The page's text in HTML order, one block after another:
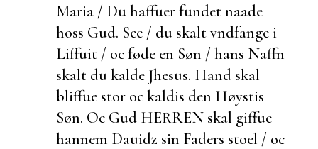
Maria / Du haffuer fundet naade
hoss Gud. See / du skalt vndfange i
Liffuit / oc føde en Søn / hans Naffn
skalt du kalde Jhesus. Hand skal
bliffue stor oc kaldis den Høystis
Søn. Oc Gud HERREN skal giffue
hannem Dauidz sin Faders stoel / oc